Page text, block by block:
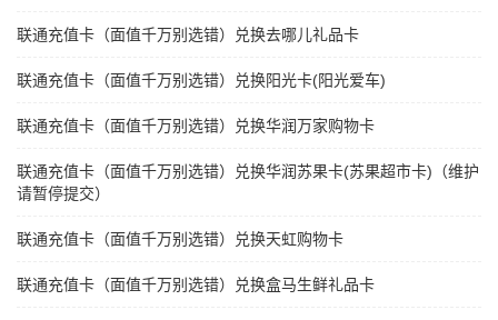
联通充值卡（面值千万别选错）兑换去哪儿礼品卡
联通充值卡（面值千万别选错）兑换阳光卡(阳光爱车)
联通充值卡（面值千万别选错）兑换华润万家购物卡
联通充值卡（面值千万别选错）兑换华润苏果卡(苏果超市卡)（维护
请暂停提交）
联通充值卡（面值千万别选错）兑换天虹购物卡
联通充值卡（面值千万别选错）兑换盒马生鲜礼品卡